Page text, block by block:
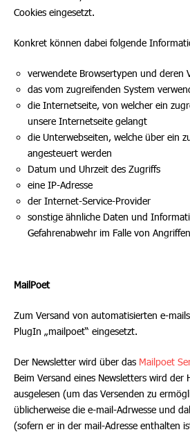
Cookies eingesetzt.
Konkret können dabei folgende
verwendete Browsertypen und deren
das vom zugreifenden System
die Internetseite, von welcher ein
unsere Internetseite gelangt
die Unterwebseiten, welche über ein
angesteuert werden
Datum und Uhrzeit des Zugriffs
eine IP-Adresse
der Internet-Service-Provider
sonstige ähnliche Daten und
Gefahrenabwehr im Falle von
MailPoet
Zum Versand von automatisierten e-
PlugIn „mailpoet“ eingesetzt.
Der Newsletter wird über das Mailpoet
Beim Versand eines Newsletters wird der
ausgelesen (um das Versenden zu
üblicherweise die e-mail-Adrwesse und
(sofern er in der mail-Adresse enthalten